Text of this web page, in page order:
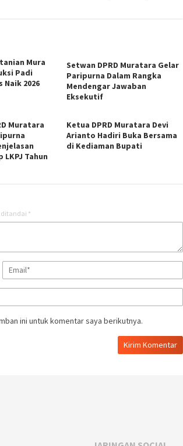
Mura
Padi
Naik 2026
Setwan DPRD Muratara Gelar
Paripurna Dalam Rangka
Mendengar Jawaban
Eksekutif
Muratara
Tahun
Ketua DPRD Muratara Devi
Arianto Hadiri Buka Bersama
di Kediaman Bupati
ditandai *
ini untuk komentar saya berikutnya.